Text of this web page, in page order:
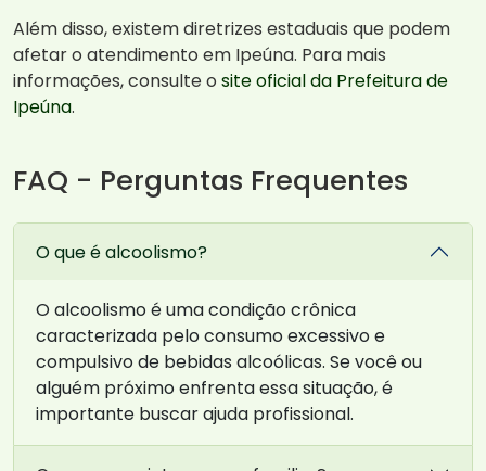
Além disso, existem diretrizes estaduais que podem
afetar o atendimento em Ipeúna. Para mais
informações, consulte o site oficial da Prefeitura de
Ipeúna.
FAQ - Perguntas Frequentes
O que é alcoolismo?
O alcoolismo é uma condição crônica
caracterizada pelo consumo excessivo e
compulsivo de bebidas alcoólicas. Se você ou
alguém próximo enfrenta essa situação, é
importante buscar ajuda profissional.